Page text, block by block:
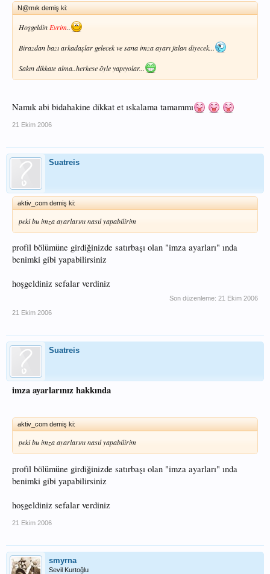
N@mık demiş ki:
Hoşgeldin Evrim..
Birazdan bazı arkadaşlar gelecek ve sana imza ayarı falan diyecek...
Sakın dikkate alma..herkese öyle yapıyolar...
Namık abi bidahakine dikkat et ıskalama tamammı
21 Ekim 2006
Suatreis
aktiv_com demiş ki:
peki bu imza ayarlarını nasıl yapabilirim
profil bölümüne girdiğinizde satırbaşı olan "imza ayarları" ında
benimki gibi yapabilirsiniz
hoşgeldiniz sefalar verdiniz
Son düzenleme: 21 Ekim 2006
21 Ekim 2006
Suatreis
imza ayarlarınız hakkında
aktiv_com demiş ki:
peki bu imza ayarlarını nasıl yapabilirim
profil bölümüne girdiğinizde satırbaşı olan "imza ayarları" ında
benimki gibi yapabilirsiniz
hoşgeldiniz sefalar verdiniz
21 Ekim 2006
smyrna
Sevil Kurtoğlu